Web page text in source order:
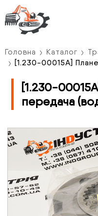
Головна Каталог
[1.230-00015А]
[1.230-
передача